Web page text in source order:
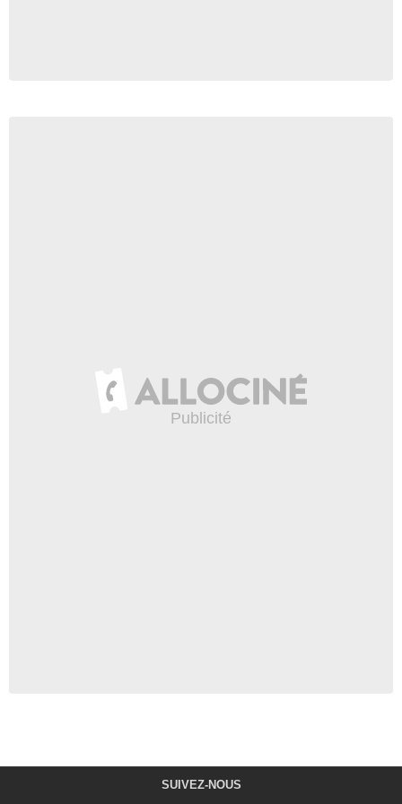
SUIVEZ-NOUS